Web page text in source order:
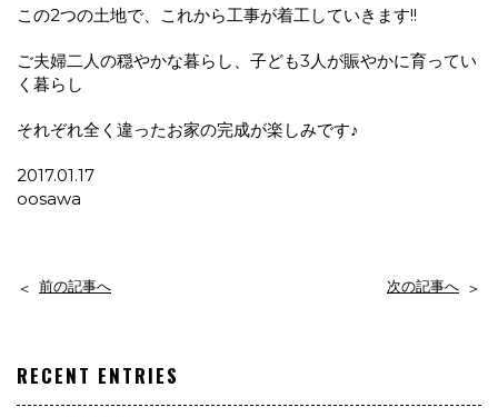
この2つの土地で、これから工事が着工していきます!!
ご夫婦二人の穏やかな暮らし、子ども3人が賑やかに育ってい
く暮らし
それぞれ全く違ったお家の完成が楽しみです♪
2017.01.17
oosawa
前の記事へ 次の記事へ
RECENT ENTRIES